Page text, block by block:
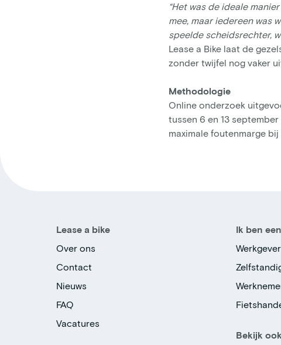
“Het was de ideale
mee, maar iedereen was
speelde scheidsrechter,
Lease a Bike laat de
zonder twijfel nog vaker
Methodologie
Online onderzoek
tussen 6 en 13
maximale foutenmarge
Lease a bike
Over ons
Contact
Nieuws
FAQ
Vacatures
Ik ben een
Werkgever
Bekijk ook